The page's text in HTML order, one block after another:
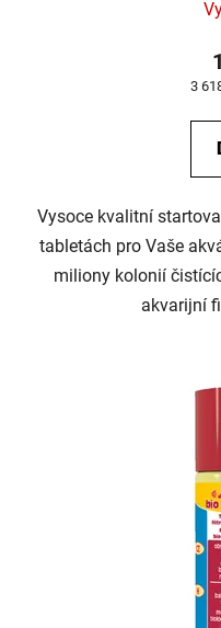
3
Vysoce kvalitní
tabletách pro Vaše
miliony kolonií
akvarijní